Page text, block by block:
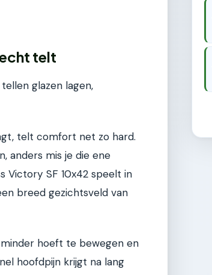
telt
glazen lagen,
telt comfort net zo hard.
anders mis je die ene
Victory SF 10x42 speelt in
breed gezichtsveld van
hoeft te bewegen en
hoofdpijn krijgt na lang